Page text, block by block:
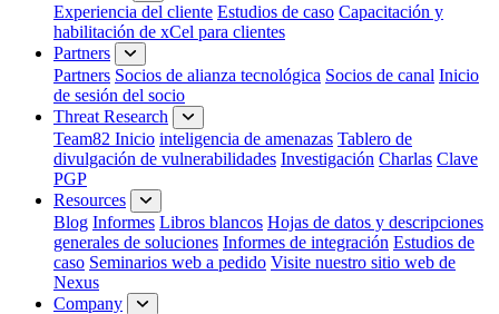
Experiencia del cliente Estudios de caso Capacitación y
habilitación de xCel para clientes
Partners
Partners Socios de alianza tecnológica Socios de canal Inicio
de sesión del socio
Threat Research
Team82 Inicio inteligencia de amenazas Tablero de
divulgación de vulnerabilidades Investigación Charlas Clave
PGP
Resources
Blog Informes Libros blancos Hojas de datos y descripciones
generales de soluciones Informes de integración Estudios de
caso Seminarios web a pedido Visite nuestro sitio web de
Nexus
Company